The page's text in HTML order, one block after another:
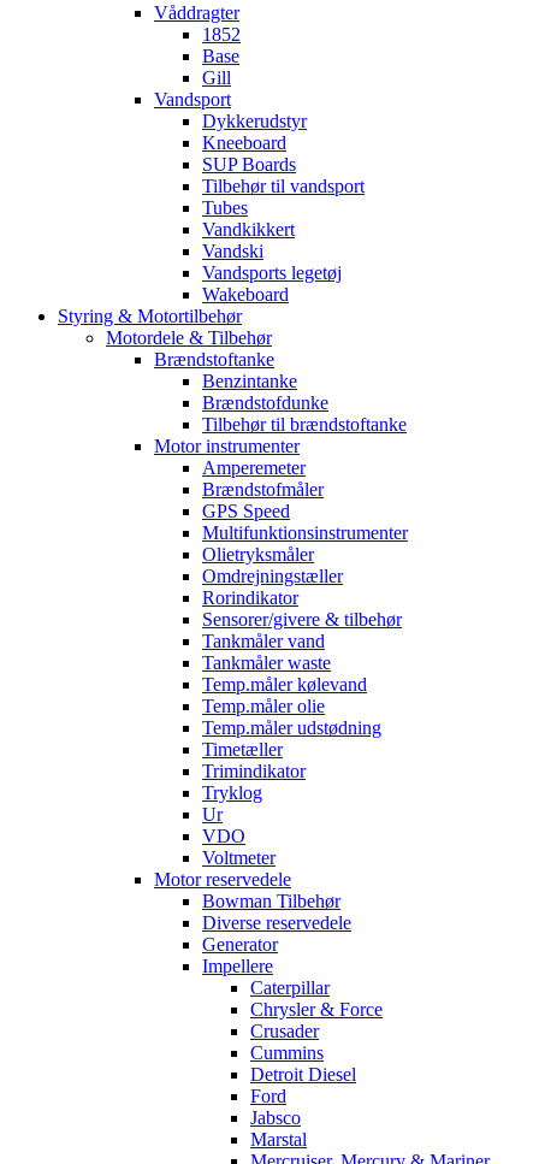
Våddragter
1852
Base
Gill
Vandsport
Dykkerudstyr
Kneeboard
SUP Boards
Tilbehør til vandsport
Tubes
Vandkikkert
Vandski
Vandsports legetøj
Wakeboard
Styring & Motortilbehør
Motordele & Tilbehør
Brændstoftanke
Benzintanke
Brændstofdunke
Tilbehør til brændstoftanke
Motor instrumenter
Amperemeter
Brændstofmåler
GPS Speed
Multifunktionsinstrumenter
Olietryksmåler
Omdrejningstæller
Rorindikator
Sensorer/givere & tilbehør
Tankmåler vand
Tankmåler waste
Temp.måler kølevand
Temp.måler olie
Temp.måler udstødning
Timetæller
Trimindikator
Tryklog
Ur
VDO
Voltmeter
Motor reservedele
Bowman Tilbehør
Diverse reservedele
Generator
Impellere
Caterpillar
Chrysler & Force
Crusader
Cummins
Detroit Diesel
Ford
Jabsco
Marstal